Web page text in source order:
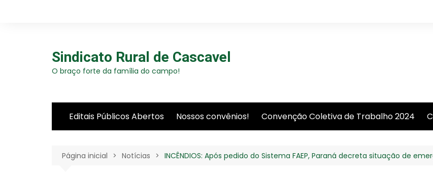
Sindicato Rural de Cascavel
O braço forte da família do campo!
Editais Públicos Abertos Nossos convênios! Convenção Coletiva de Trabalho 2024
Página inicial Notícias INCÊNDIOS: Após pedido do Sistema FAEP, Paraná decreta situação de